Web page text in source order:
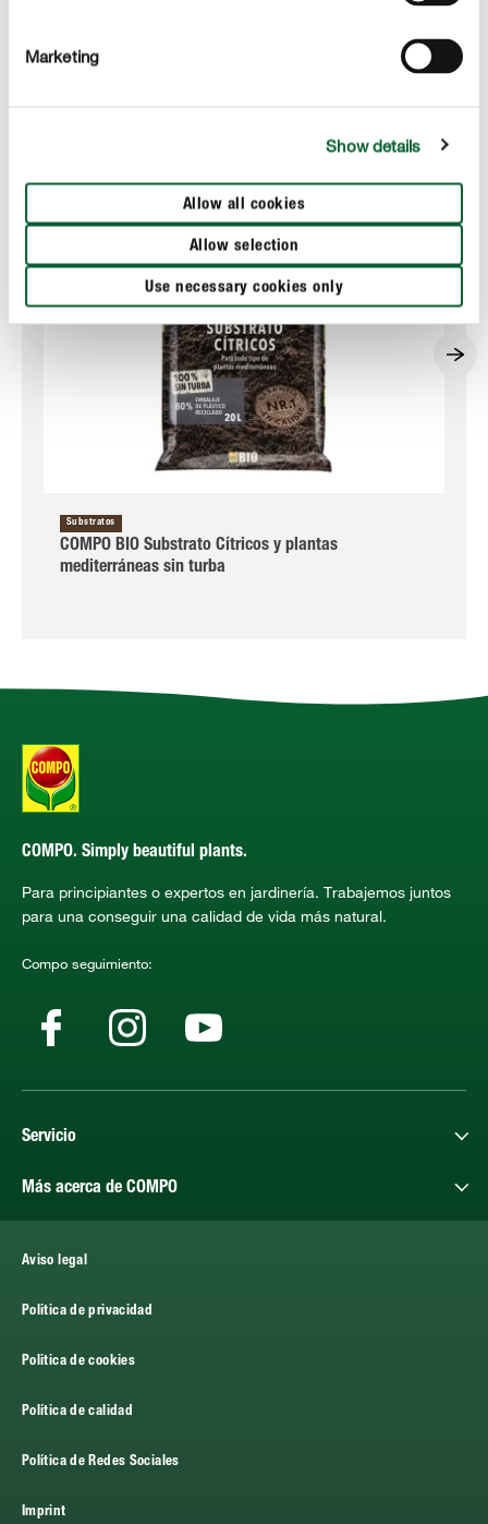
Marketing
Show details
Allow all cookies
Allow selection
Use necessary cookies only
Substratos
COMPO BIO Substrato Cítricos y plantas
mediterráneas sin turba
COMPO. Simply beautiful plants.
Para principiantes o expertos en jardinería. Trabajemos juntos
para una conseguir una calidad de vida más natural.
Compo seguimiento:
Servicio
Más acerca de COMPO
Aviso legal
Politica de privacidad
Politica de cookies
Política de calidad
Política de Redes Sociales
Imprint